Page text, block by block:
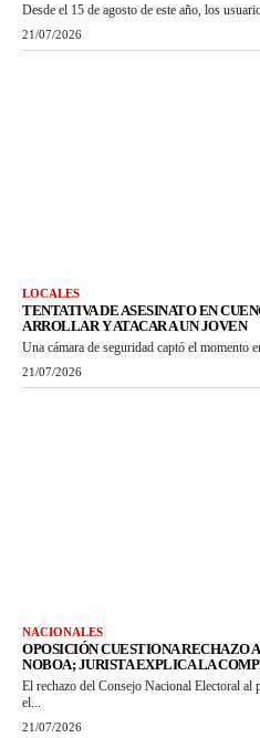
Desde el 15 de agosto de este año, los
21/07/2026
LOCALES
TENTATIVA DE ASESINATO EN
ARROLLAR Y ATACAR A UN JOVEN
Una cámara de seguridad captó el momento
21/07/2026
NACIONALES
OPOSICIÓN CUESTIONA RECHAZO
NOBOA; JURISTA EXPLICA LA
El rechazo del Consejo Nacional Electoral al
el...
21/07/2026